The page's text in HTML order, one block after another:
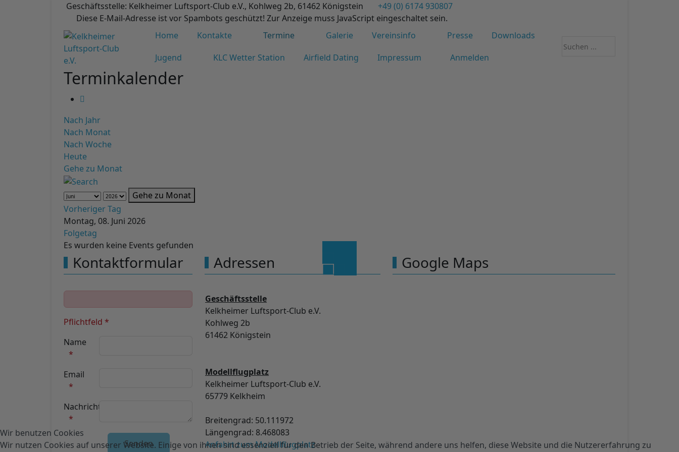
Geschäftsstelle: Kelkheimer Luftsport-Club e.V., Kohlweg 2b, 61462 Königstein
+49 (0) 6174 930807
Diese E-Mail-Adresse ist vor Spambots geschützt! Zur Anzeige muss JavaScript eingeschaltet sein.
Home
Kontakte Termine Galerie Vereinsinfo Presse
Downloads
Jugend
KLC Wetter Station Airfield Dating Impressum Anmelden
Terminkalender
Nach Jahr
Nach Monat
Nach Woche
Heute
Gehe zu Monat
Gehe zu Monat
Vorheriger Tag
Montag, 08. Juni 2026
Folgetag
Es wurden keine Events gefunden
Kontaktformular
Pflichtfeld *
Name
Email
Nachricht
Unsichtbares Google Recaptcha
Adressen
Geschäftsstelle
Kelkheimer Luftsport-Club e.V.
Kohlweg 2b
61462 Königstein
Modellflugplatz
Kelkheimer Luftsport-Club e.V.
65779 Kelkheim
Breitengrad: 50.111972
Längengrad: 8.468083
Anfahrt zum Modellflugplatz
Google Maps
Wir benutzen Cookies
Wir nutzen Cookies auf unserer Website. Einige von ihnen sind essenziell für den Betrieb der Seite, während andere uns helfen, diese Website und die Nutzererfahrung zu